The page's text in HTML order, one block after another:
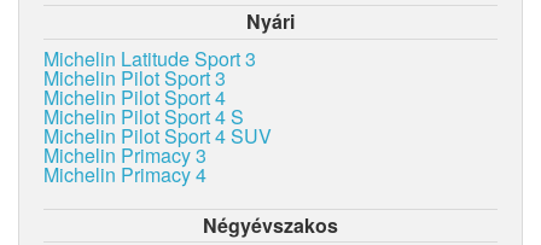
Nyári
Michelin Latitude Sport 3
Michelin Pilot Sport 3
Michelin Pilot Sport 4
Michelin Pilot Sport 4 S
Michelin Pilot Sport 4 SUV
Michelin Primacy 3
Michelin Primacy 4
Négyévszakos